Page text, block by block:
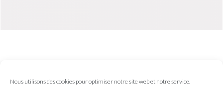
Nous utilisons des cookies pour optimiser notre site web et notre service.